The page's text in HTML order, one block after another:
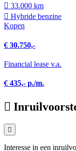
33.000 km
Hybride benzine
Kopen
€ 30.750,-
Financial lease v.a.
€ 435,- p./m.
Interesse in een